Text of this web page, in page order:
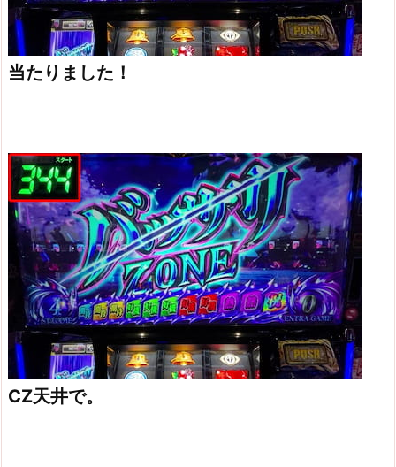
当たりました！
CZ天井で。